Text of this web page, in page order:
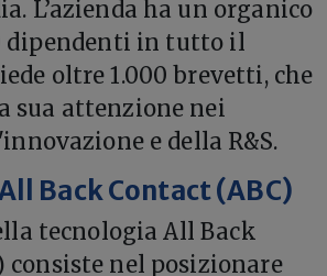
L’azienda ha un organico
dipendenti in tutto il
oltre 1.000 brevetti, che
sua attenzione nei
e della R&S.
Back Contact (ABC)
tecnologia All Back
consiste nel posizionare